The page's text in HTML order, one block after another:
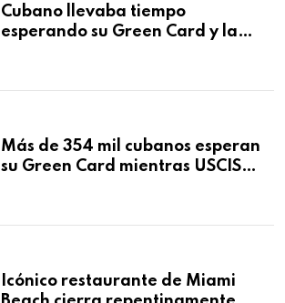
Cubano llevaba tiempo
esperando su Green Card y la
Más de 354 mil cubanos esperan
su Green Card mientras USCIS
Icónico restaurante de Miami